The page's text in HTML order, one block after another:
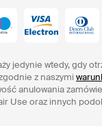
jedynie wtedy, gdy
z naszymi
anulowania
Use oraz innych